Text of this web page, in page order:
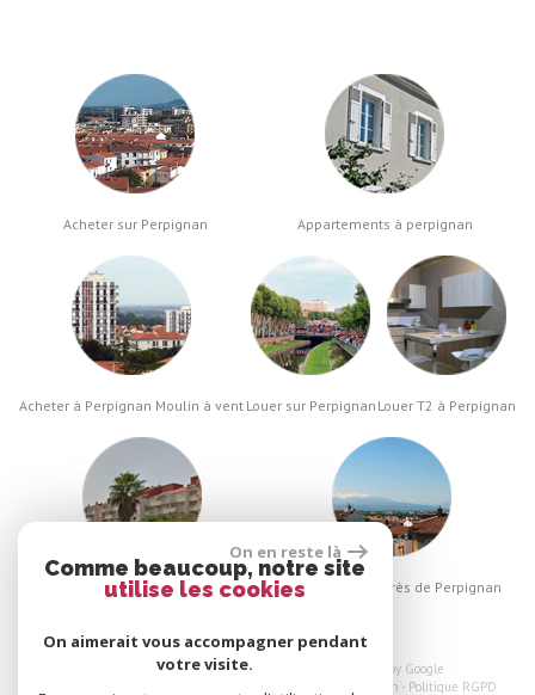
Acheter sur Perpignan Appartements à perpignan
Acheter à Perpignan Moulin à vent Louer sur Perpignan Louer T2 à Perpignan
Nos locations proches Perpignan Biens à vendre près de Perpignan
© 2026 | Tous droits réservés | Traduction powered by Google
Admin - Politique RGPD
On en reste là
Comme beaucoup, notre site
utilise les cookies
On aimerait vous accompagner pendant
votre visite.